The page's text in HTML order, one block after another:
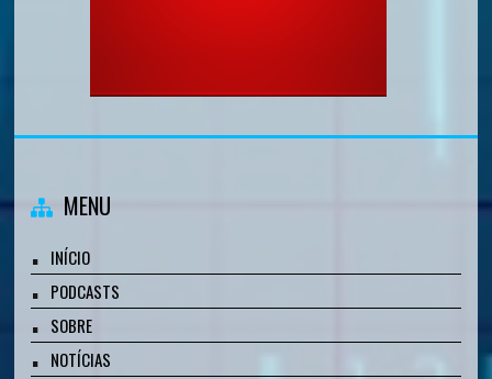
MENU
INÍCIO
PODCASTS
SOBRE
NOTÍCIAS